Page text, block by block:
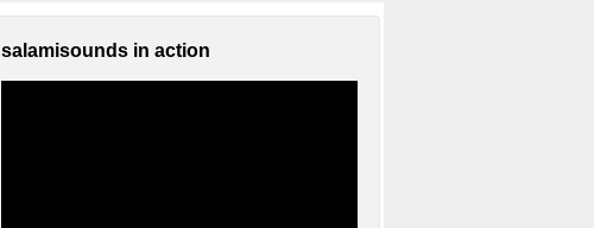
salamisounds in action